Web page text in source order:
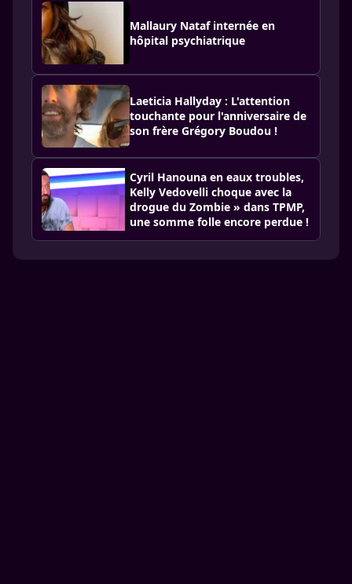
Mallaury Nataf internée en
hôpital psychiatrique
Laeticia Hallyday : L'attention
touchante pour l'anniversaire de
son frère Grégory Boudou !
Cyril Hanouna en eaux troubles,
Kelly Vedovelli choque avec la
drogue du Zombie » dans TPMP,
une somme folle encore perdue !